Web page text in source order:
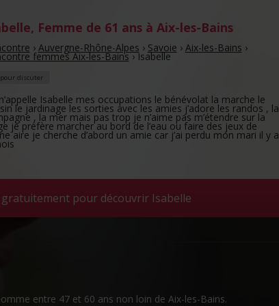
, Femme de 61 ansà Aix-les-Bains
› Auvergne-Rhône-Alpes › Savoie › Aix-les-Bains ›
femmes Aix-les-Bains›Isabelle
discuter
Isabelle mes occupations le bénévolat la marche le
le jardinage les sorties avec les amies j’adore les randos , la
, la mer mais pas trop je n’aime pas m’étendre sur la
je préfère marcher au bord de l’eau ou faire des jeux de
aire je cherche d’abord un amie car j’ai perdu mon mari il y a
pour découvrir Isabelle
entre 47 et 60 ans non loin de Aix-les-Bains.